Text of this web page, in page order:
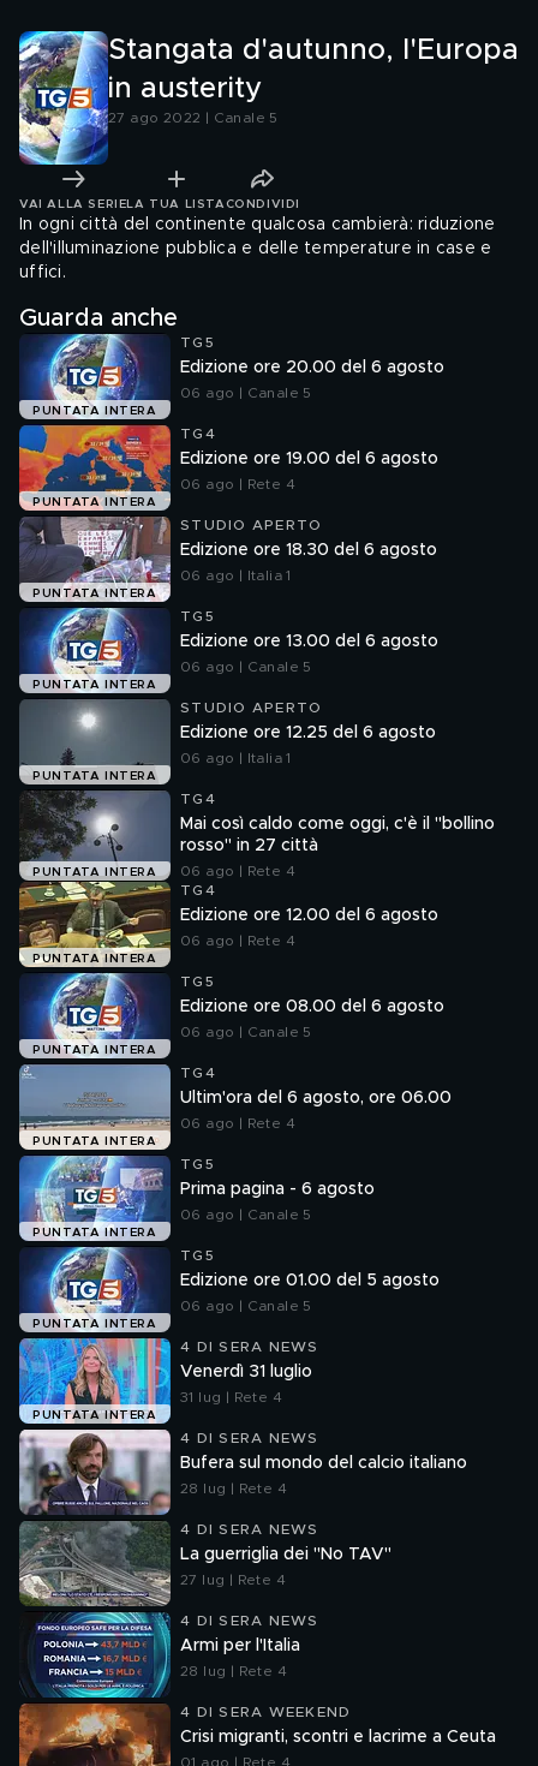
Stangata d'autunno, l'Europa
in austerity
27 ago 2022 | Canale 5
VAI ALLA SERIE LA TUA LISTA CONDIVIDI
In ogni città del continente qualcosa cambierà: riduzione
dell'illuminazione pubblica e delle temperature in case e
uffici.
Guarda anche
PUNTATA INTERA
TG5
Edizione ore 20.00 del 6 agosto
06 ago | Canale 5
PUNTATA INTERA
TG4
Edizione ore 19.00 del 6 agosto
06 ago | Rete 4
PUNTATA INTERA
STUDIO APERTO
Edizione ore 18.30 del 6 agosto
06 ago | Italia 1
PUNTATA INTERA
TG5
Edizione ore 13.00 del 6 agosto
06 ago | Canale 5
PUNTATA INTERA
STUDIO APERTO
Edizione ore 12.25 del 6 agosto
06 ago | Italia 1
PUNTATA INTERA
TG4
Mai così caldo come oggi, c'è il "bollino
rosso" in 27 città
06 ago | Rete 4
PUNTATA INTERA
TG4
Edizione ore 12.00 del 6 agosto
06 ago | Rete 4
PUNTATA INTERA
TG5
Edizione ore 08.00 del 6 agosto
06 ago | Canale 5
PUNTATA INTERA
TG4
Ultim'ora del 6 agosto, ore 06.00
06 ago | Rete 4
PUNTATA INTERA
TG5
Prima pagina - 6 agosto
06 ago | Canale 5
PUNTATA INTERA
TG5
Edizione ore 01.00 del 5 agosto
06 ago | Canale 5
PUNTATA INTERA
4 DI SERA NEWS
Venerdì 31 luglio
31 lug | Rete 4
4 DI SERA NEWS
Bufera sul mondo del calcio italiano
28 lug | Rete 4
4 DI SERA NEWS
La guerriglia dei "No TAV"
27 lug | Rete 4
4 DI SERA NEWS
Armi per l'Italia
28 lug | Rete 4
4 DI SERA WEEKEND
Crisi migranti, scontri e lacrime a Ceuta
01 ago | Rete 4